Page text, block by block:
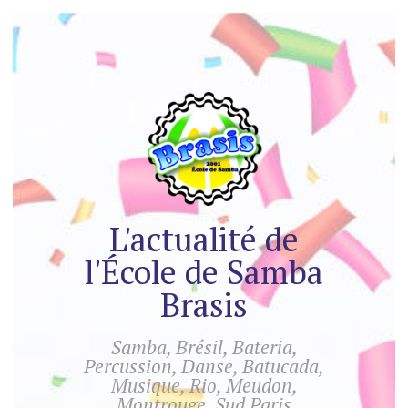
L'actualité de
l'École de Samba
Brasis
Samba, Brésil, Bateria,
Percussion, Danse, Batucada,
Musique, Rio, Meudon,